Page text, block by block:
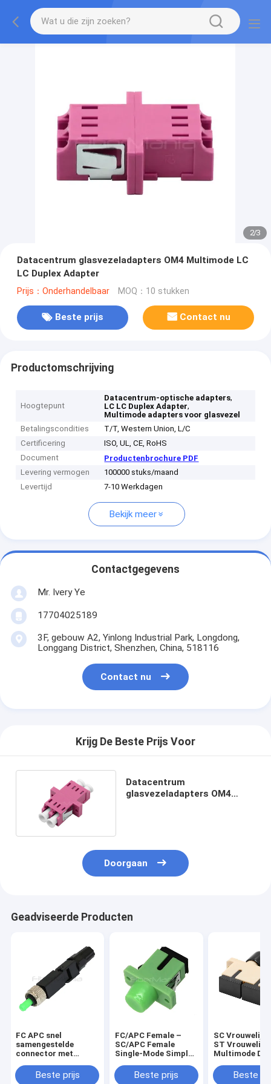
2/3
Datacentrum glasvezeladapters OM4 Multimode LC
LC Duplex Adapter
Prijs：Onderhandelbaar MOQ：10 stukken
Beste prijs Contact nu
Productomschrijving
Hoogtepunt
Datacentrum-optische adapters,
LC LC Duplex Adapter,
Multimode adapters voor glasvezel
Betalingscondities
T/T, Western Union, L/C
Certificering
ISO, UL, CE, RoHS
Document
Productenbrochure PDF
Levering vermogen
100000 stuks/maand
Levertijd
7-10 Werkdagen
Bekijk meer
Contactgegevens
Mr. Ivery Ye
17704025189
3F, gebouw A2, Yinlong Industrial Park, Longdong,
Longgang District, Shenzhen, China, 518116
Contact nu
Krijg De Beste Prijs Voor
Datacentrum
glasvezeladapters OM4
Doorgaan
Geadviseerde Producten
FC APC snel
samengestelde
connector met
Beste prijs
FC/APC Female –
SC/APC Female
Single-Mode Simplex
Beste prijs
SC
ST
Multimode
AdapterBeste